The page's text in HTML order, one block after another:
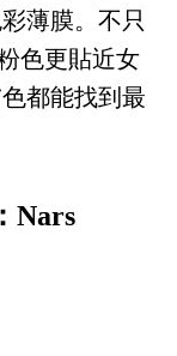
薄膜。不只
色更貼近女
都能找到最
Nars